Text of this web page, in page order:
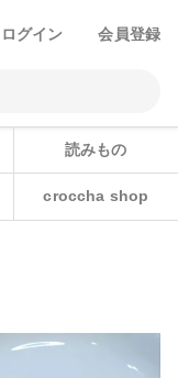
ログイン 会員登録
読みもの
croccha shop